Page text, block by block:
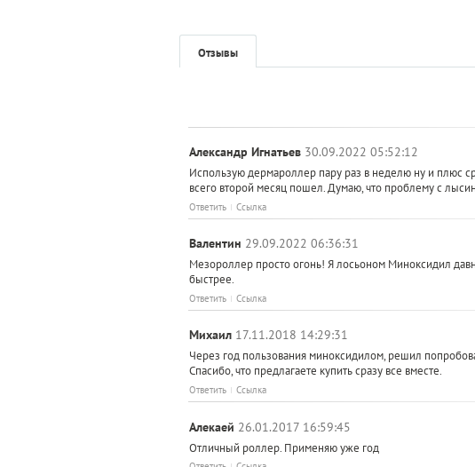
Отзывы
Александр Игнатьев 30.09.2022 05:52:12
Использую дермароллер пару раз в неделю ну и плюс
всего второй месяц пошел. Думаю, что проблему с
Ответить Ссылка
Валентин 29.09.2022 06:36:31
Мезороллер просто огонь! Я лосьоном Миноксидил
быстрее.
Ответить Ссылка
Михаил 17.11.2018 14:29:31
Через год пользования миноксидилом, решил
Спасибо, что предлагаете купить сразу все вместе.
Ответить Ссылка
Алекаей 26.01.2017 16:59:45
Отличный роллер. Применяю уже год